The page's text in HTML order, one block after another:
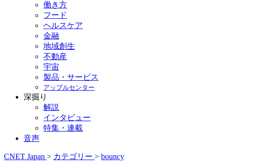
働き方
フード
ヘルスケア
金融
地域創生
不動産
宇宙
製品・サービス
アップルセンター
深掘り
解説
インタビュー
特集・連載
音声
CNET Japan > カテゴリー > bouncy